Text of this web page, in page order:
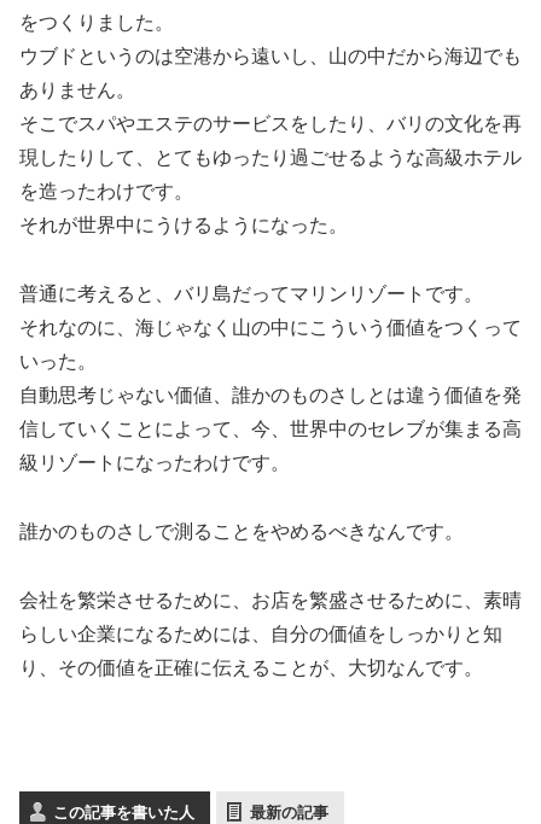
をつくりました。
ウブドというのは空港から遠いし、山の中だから海辺でも
ありません。
そこでスパやエステのサービスをしたり、バリの文化を再
現したりして、とてもゆったり過ごせるような高級ホテル
を造ったわけです。
それが世界中にうけるようになった。
普通に考えると、バリ島だってマリンリゾートです。
それなのに、海じゃなく山の中にこういう価値をつくって
いった。
自動思考じゃない価値、誰かのものさしとは違う価値を発
信していくことによって、今、世界中のセレブが集まる高
級リゾートになったわけです。
誰かのものさしで測ることをやめるべきなんです。
会社を繁栄させるために、お店を繁盛させるために、素晴
らしい企業になるためには、自分の価値をしっかりと知
り、その価値を正確に伝えることが、大切なんです。
この記事を書いた人 最新の記事